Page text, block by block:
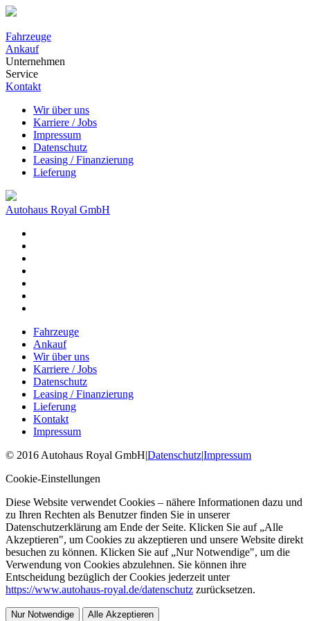
Fahrzeuge
Ankauf
Unternehmen
Service
Kontakt
Wir über uns
Karriere / Jobs
Impressum
Datenschutz
Leasing / Finanzierung
Lieferung
Autohaus Royal GmbH
Fahrzeuge
Ankauf
Wir über uns
Karriere / Jobs
Datenschutz
Leasing / Finanzierung
Lieferung
Kontakt
Impressum
© 2016 Autohaus Royal GmbH|Datenschutz|Impressum
Cookie-Einstellungen
Diese Website verwendet Cookies – nähere Informationen dazu und
zu Ihren Rechten als Benutzer finden Sie in unserer
Datenschutzerklärung am Ende der Seite. Klicken Sie auf „Alle
Akzeptieren", um Cookies zu akzeptieren und unsere Website direkt
besuchen zu können. Klicken Sie auf „Nur Notwendige", um die
Verwendung von Cookies abzulehnen. Sie können ihre
Entscheidung bezüglich der Cookies jederzeit unter
https://www.autohaus-royal.de/datenschutz zurücksetzen.
Nur Notwendige Alle Akzeptieren